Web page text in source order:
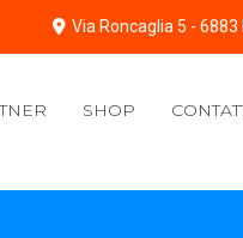
Via Roncaglia 5 -
SHOP